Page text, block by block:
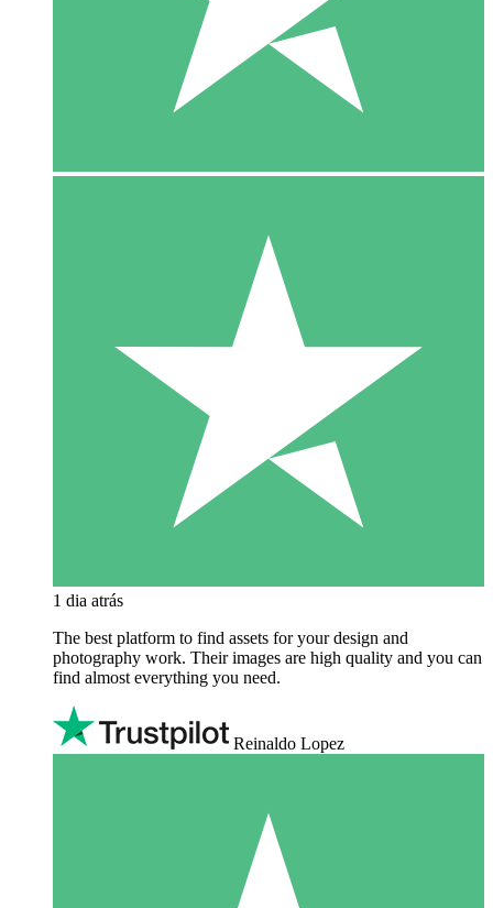
1 dia atrás
The best platform to find assets for your design and
photography work. Their images are high quality and you can
find almost everything you need.
Reinaldo Lopez